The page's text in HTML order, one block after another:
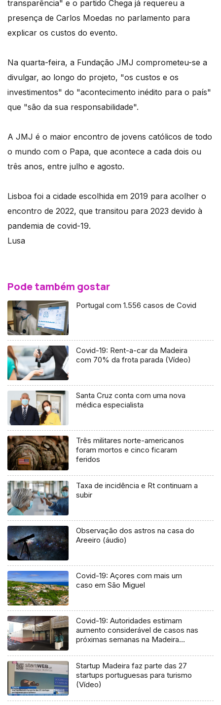
transparência" e o partido Chega já requereu a
presença de Carlos Moedas no parlamento para
explicar os custos do evento.
Na quarta-feira, a Fundação JMJ comprometeu-se a
divulgar, ao longo do projeto, "os custos e os
investimentos" do "acontecimento inédito para o país"
que "são da sua responsabilidade".
A JMJ é o maior encontro de jovens católicos de todo
o mundo com o Papa, que acontece a cada dois ou
três anos, entre julho e agosto.
Lisboa foi a cidade escolhida em 2019 para acolher o
encontro de 2022, que transitou para 2023 devido à
pandemia de covid-19.
Lusa
Pode também gostar
Portugal com 1.556 casos de Covid
Covid-19: Rent-a-car da Madeira
com 70% da frota parada (Vídeo)
Santa Cruz conta com uma nova
médica especialista
Três militares norte-americanos
foram mortos e cinco ficaram
feridos
Taxa de incidência e Rt continuam a
subir
Observação dos astros na casa do
Areeiro (áudio)
Covid-19: Açores com mais um
caso em São Miguel
Covid-19: Autoridades estimam
aumento considerável de casos nas
próximas semanas na Madeira
Startup Madeira faz parte das 27
startups portuguesas para turismo
(Vídeo)